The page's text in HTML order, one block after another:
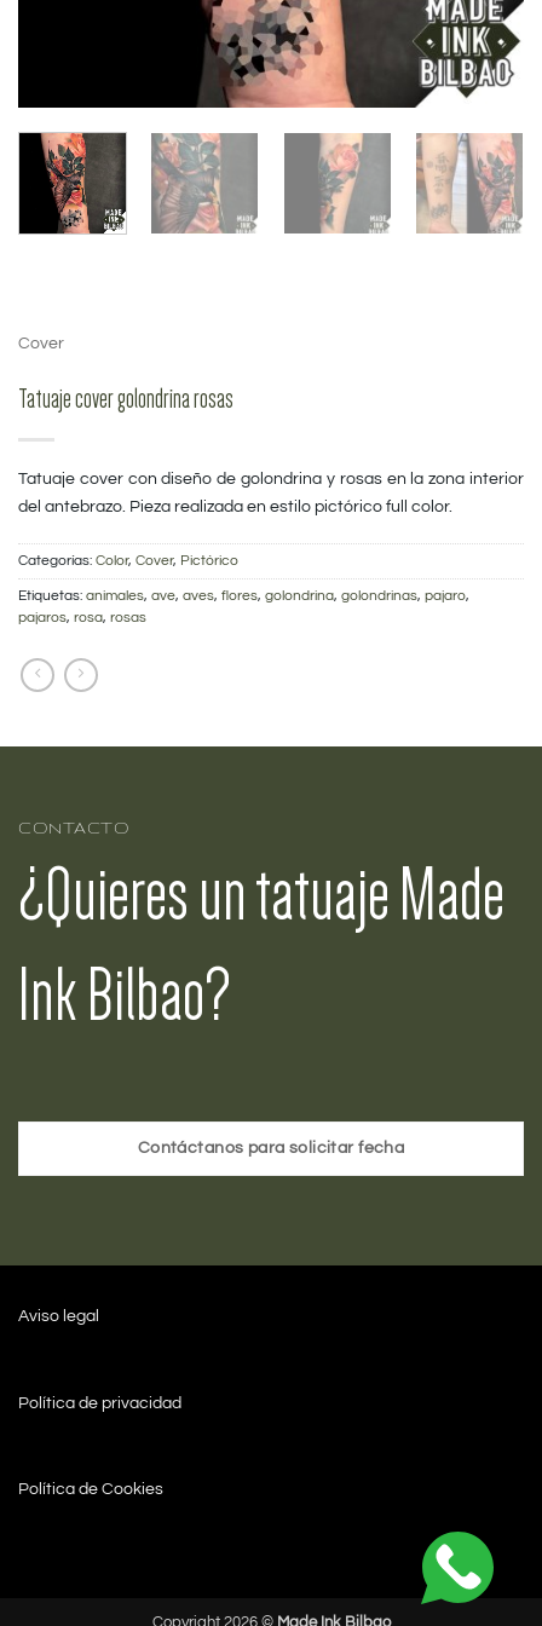
Cover
Tatuaje cover golondrina rosas
Tatuaje cover con diseño de golondrina y rosas en la zona interior
del antebrazo. Pieza realizada en estilo pictórico full color.
Categorías: Color, Cover, Pictórico
Etiquetas: animales, ave, aves, flores, golondrina, golondrinas, pajaro,
pajaros, rosa, rosas
CONTACTO
¿Quieres un tatuaje Made
Ink Bilbao?
Contáctanos para solicitar fecha
Aviso legal
Política de privacidad
Política de Cookies
Copyright 2026 © Made Ink Bilbao